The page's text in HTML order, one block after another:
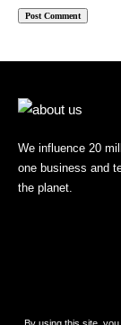
We influence 20
one business and
the planet.